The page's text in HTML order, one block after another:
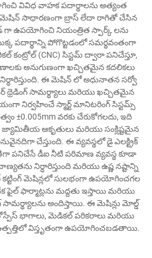
వివిధ వాహక పదార్థాలను అత్యంత
ఈ మెషిన్ సాధారణంగా బ్రాస్ లేదా రాగితో చేసిన
గా ఉపయోగించి నియంత్రిత స్పార్క్ లను
పదార్థాన్ని పోగొట్టడంలో సమర్థవంతంగా
కంట్రోల్ (CNC) సిస్టమ్ ద్వారా పనిచేస్తూ,
అనుగుణంగా ఖచ్చితమైన కదలికలు
ఈ మెషిన్ లో అధునాతన సర్వో
థ్రెడింగ్ సామర్థ్యాలు మరియు ఖచ్చితమైన
నిర్వహించే స్మార్ట్ మానిటరింగ్ సిస్టమ్స్
±0.005mm వరకు చేరుకోగలదు, ఇది
ఆకృతులు మరియు సంక్లిష్టమైన
చేస్తుంది. ఈ వ్యవస్థలో డై ఎలక్ట్రిక్
పనిచేసే డీఐ నీటి పరిమాణ వ్యవస్థ కూడా
నిర్ధారిస్తుంది మరియు ఉష్ణ నష్టాన్ని
కట్టింగ్ మెషిన్లలో సులభంగా ఉపయోగించగల
ఫైల్ ఫార్మాట్లను మద్దతు ఇస్తాయి మరియు
అందిస్తాయి. ఈ మెషిన్లు మోల్డ్
భాగాలు, మెడికల్ పరికరాలు మరియు
విస్తృతంగా ఉపయోగించబడతాయి.